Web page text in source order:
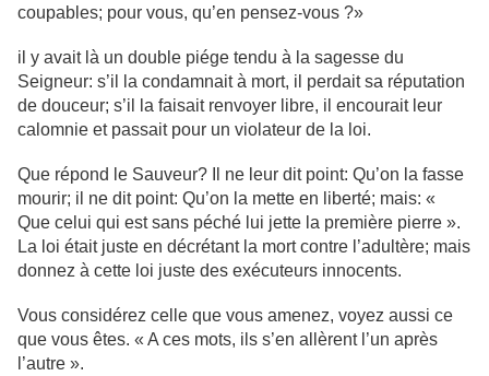
coupables; pour vous, qu’en pensez-vous ?»
il y avait là un double piége tendu à la sagesse du
Seigneur: s’il la condamnait à mort, il perdait sa réputation
de douceur; s’il la faisait renvoyer libre, il encourait leur
calomnie et passait pour un violateur de la loi.
Que répond le Sauveur? Il ne leur dit point: Qu’on la fasse
mourir; il ne dit point: Qu’on la mette en liberté; mais: «
Que celui qui est sans péché lui jette la première pierre ».
La loi était juste en décrétant la mort contre l’adultère; mais
donnez à cette loi juste des exécuteurs innocents.
Vous considérez celle que vous amenez, voyez aussi ce
que vous êtes. « A ces mots, ils s’en allèrent l’un après
l’autre ».